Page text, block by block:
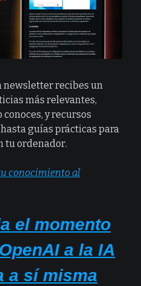
newsletter recibes un
más relevantes,
y recursos
guías prácticas para
tu ordenador.
conocimiento al
el momento
a la IA
a sí misma